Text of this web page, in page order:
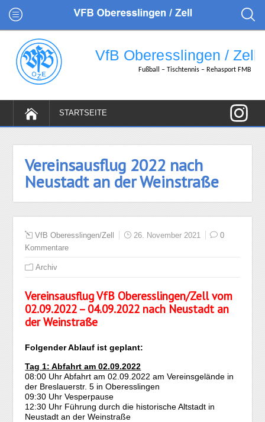
Vereinsausflug 2022 nach
Neustadt an der Weinstraße
VfB Oberesslingen/Zell 26. November 2021
0
Kommentare
Archiv
Vereinsausflug VfB Oberesslingen/Zellvom
02.09.2022 – 04.09.2022 nach Neustadt an
der Weinstraße
Folgender Ablauf ist geplant:
Tag 1: Abfahrt am 02.09.2022
08:00 Uhr Abfahrt am 02.09.2022 am Vereinsgelände in
der Breslauerstr. 5 in Oberesslingen
09:30 Uhr Vesperpause
12:30 Uhr Führung durch die historische Altstadt in
Neustadt an der Weinstraße